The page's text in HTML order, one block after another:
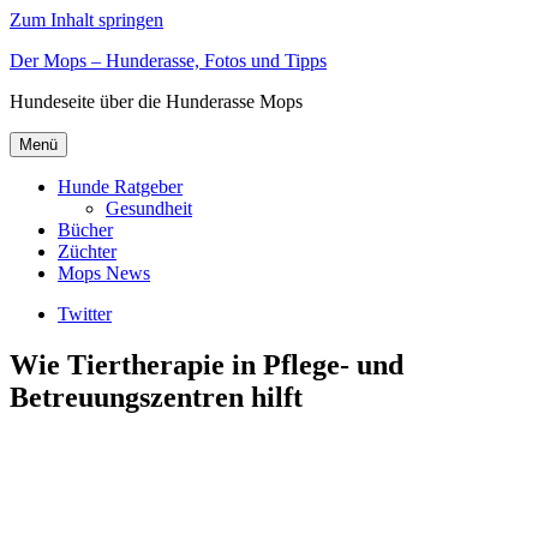
Zum Inhalt springen
Der Mops – Hunderasse, Fotos und Tipps
Hundeseite über die Hunderasse Mops
Menü
Hunde Ratgeber
Gesundheit
Bücher
Züchter
Mops News
Twitter
Wie Tiertherapie in Pflege- und
Betreuungszentren hilft